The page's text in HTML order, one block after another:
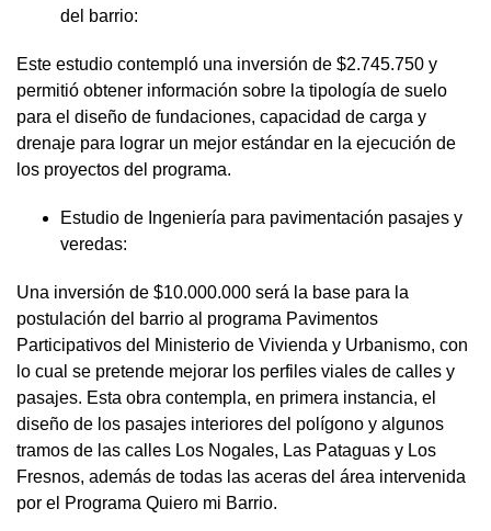
del barrio:
Este estudio contempló una inversión de $2.745.750 y
permitió obtener información sobre la tipología de suelo
para el diseño de fundaciones, capacidad de carga y
drenaje para lograr un mejor estándar en la ejecución de
los proyectos del programa.
Estudio de Ingeniería para pavimentación pasajes y
veredas:
Una inversión de $10.000.000 será la base para la
postulación del barrio al programa Pavimentos
Participativos del Ministerio de Vivienda y Urbanismo, con
lo cual se pretende mejorar los perfiles viales de calles y
pasajes. Esta obra contempla, en primera instancia, el
diseño de los pasajes interiores del polígono y algunos
tramos de las calles Los Nogales, Las Pataguas y Los
Fresnos, además de todas las aceras del área intervenida
por el Programa Quiero mi Barrio.